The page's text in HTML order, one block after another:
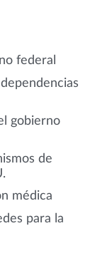
federal
gobierno
de
médica
para la